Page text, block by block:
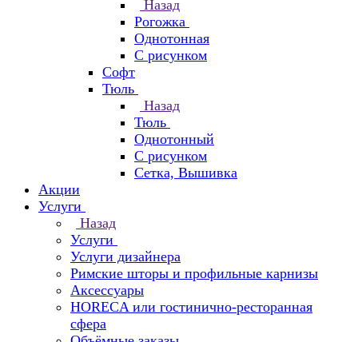
Назад
Рогожка
Однотонная
С рисунком
Софт
Тюль
Назад
Тюль
Однотонный
С рисунком
Сетка, Вышивка
Акции
Услуги
Назад
Услуги
Услуги дизайнера
Римские шторы и профильные карнизы
Аксессуары
HORECA или гостинично-ресторанная
сфера